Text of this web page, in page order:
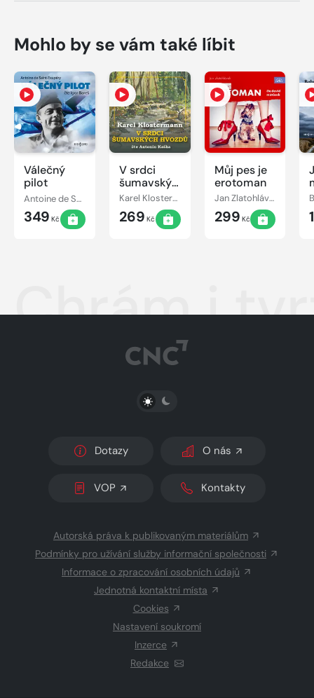
Mohlo by se vám také líbit
Válečný
pilot
Antoine de Saint-Exupéry
349 Kč
V srdci
šumavských
hvozdů
Karel Klostermann
269 Kč
Můj pes je
erotoman
Jan Zlatohlávek
299 Kč
Chrám i
PŘEPNOUT SVĚTLÝ/TMAVÝ REŽIM
Dotazy O nás
VOP Kontakty
Autorská práva k publikovaným materiálům
Podmínky pro užívání služby informační společnosti
Informace o zpracování osobních údajů
Jednotná kontaktní místa
Cookies
Nastavení soukromí
Inzerce
Redakce